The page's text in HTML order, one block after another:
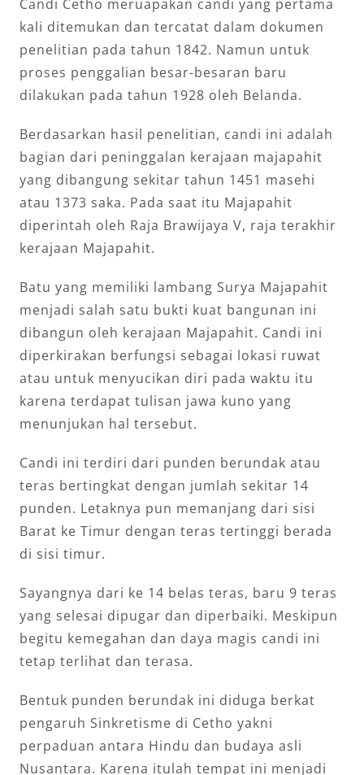
Candi Cetho meruapakan candi yang pertama
kali ditemukan dan tercatat dalam dokumen
penelitian pada tahun 1842. Namun untuk
proses penggalian besar-besaran baru
dilakukan pada tahun 1928 oleh Belanda.
Berdasarkan hasil penelitian, candi ini adalah
bagian dari peninggalan kerajaan majapahit
yang dibangung sekitar tahun 1451 masehi
atau 1373 saka. Pada saat itu Majapahit
diperintah oleh Raja Brawijaya V, raja terakhir
kerajaan Majapahit.
Batu yang memiliki lambang Surya Majapahit
menjadi salah satu bukti kuat bangunan ini
dibangun oleh kerajaan Majapahit. Candi ini
diperkirakan berfungsi sebagai lokasi ruwat
atau untuk menyucikan diri pada waktu itu
karena terdapat tulisan jawa kuno yang
menunjukan hal tersebut.
Candi ini terdiri dari punden berundak atau
teras bertingkat dengan jumlah sekitar 14
punden. Letaknya pun memanjang dari sisi
Barat ke Timur dengan teras tertinggi berada
di sisi timur.
Sayangnya dari ke 14 belas teras, baru 9 teras
yang selesai dipugar dan diperbaiki. Meskipun
begitu kemegahan dan daya magis candi ini
tetap terlihat dan terasa.
Bentuk punden berundak ini diduga berkat
pengaruh Sinkretisme di Cetho yakni
perpaduan antara Hindu dan budaya asli
Nusantara. Karena itulah tempat ini menjadi